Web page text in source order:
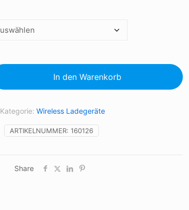
In den Warenkorb
ARTIKELNUMMER: 160126
Kategorie:Wireless Ladegeräte
Share